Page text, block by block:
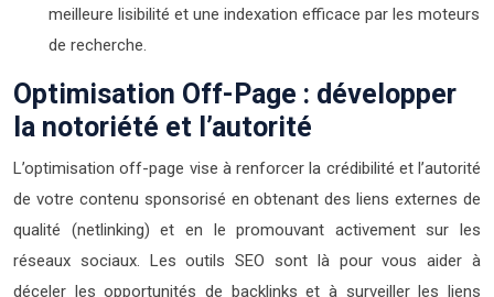
meilleure lisibilité et une indexation efficace par les moteurs
de recherche.
Optimisation Off-Page : développer
la notoriété et l’autorité
L’optimisation off-page vise à renforcer la crédibilité et l’autorité
de votre contenu sponsorisé en obtenant des liens externes de
qualité (netlinking) et en le promouvant activement sur les
réseaux sociaux. Les outils SEO sont là pour vous aider à
déceler les opportunités de backlinks et à surveiller les liens